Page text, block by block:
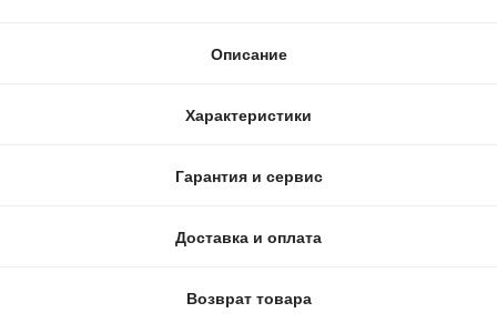
Описание
Характеристики
Гарантия и сервис
Доставка и оплата
Возврат товара